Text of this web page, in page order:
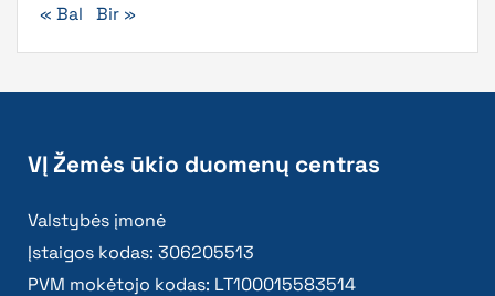
« Bal Bir »
VĮ Žemės ūkio duomenų centras
Valstybės įmonė
Įstaigos kodas: 306205513
PVM mokėtojo kodas: LT100015583514